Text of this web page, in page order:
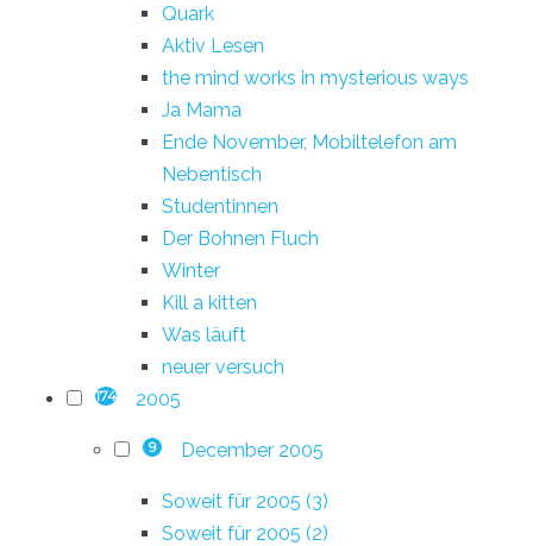
Quark
Aktiv Lesen
the mind works in mysterious ways
Ja Mama
Ende November, Mobiltelefon am
Nebentisch
Studentinnen
Der Bohnen Fluch
Winter
Kill a kitten
Was läuft
neuer versuch
174 2005
9 December 2005
Soweit für 2005 (3)
Soweit für 2005 (2)